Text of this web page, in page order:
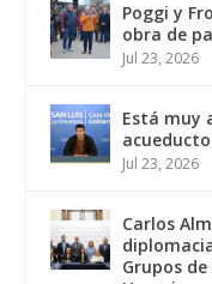
Poggi y
obra de
Jul 23, 2026
Está muy
Jul 23, 2026
Carlos
Grupos